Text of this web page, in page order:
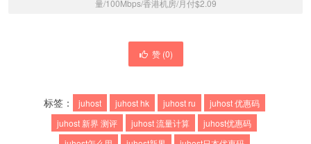
量/100Mbps/香港机房/月付$2.09
赞 (0)
标签： juhost juhost hk juhost ru
juhost 优惠码
juhost 新界 测评
juhost 流量计算
juhost优惠码